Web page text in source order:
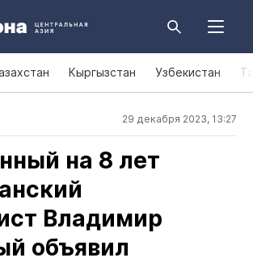
Кыргызстан Узбекистан
29 декабря 2023, 13:27
на 8 лет
Владимир
объявил